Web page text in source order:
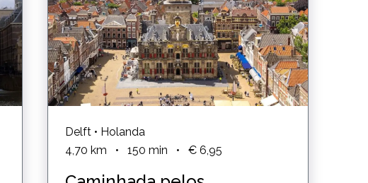
Delft • Holanda
4,70 km • 150 min • € 6,95